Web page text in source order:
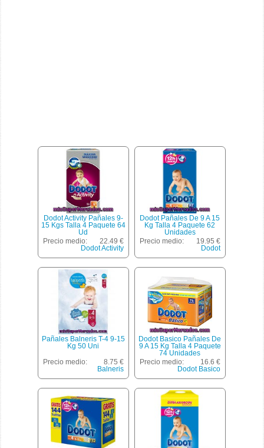
Dodot Activity Pañales 9-
15 Kgs Talla 4 Paquete 64
Ud
Precio medio:
22.49 €
Dodot Activity
Dodot Pañales De 9 A 15
Kg Talla 4 Paquete 62
Unidades
Precio medio:
19.95 €
Dodot
Pañales Balneris T-4 9-15
Kg 50 Uni
Precio medio:
8.75 €
Balneris
Dodot Basico Pañales De
9 A 15 Kg Talla 4 Paquete
74 Unidades
Precio medio:
16.6 €
Dodot Basico